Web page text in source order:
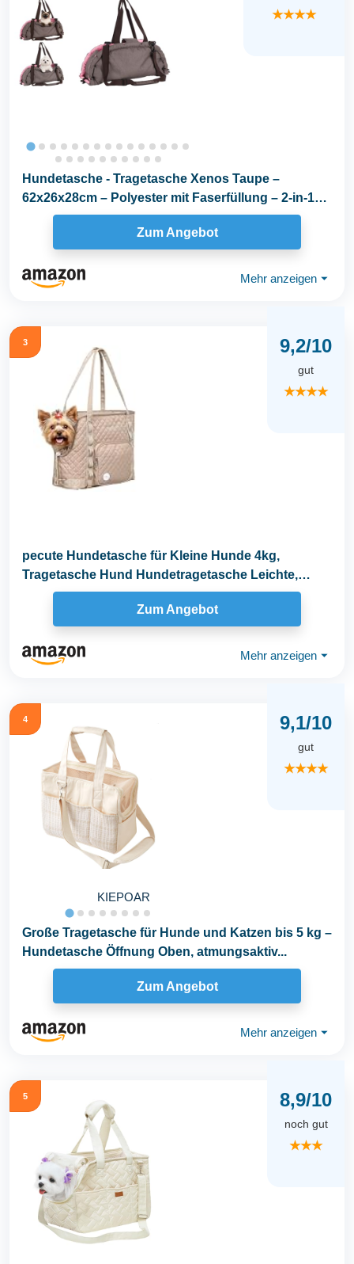
★★★★
Hundetasche - Tragetasche Xenos Taupe –
62x26x28cm – Polyester mit Faserfüllung – 2-in-1
Zum Angebot
Mehr anzeigen ⏷
3 9,2/10
gut
★★★★
pecute Hundetasche für Kleine Hunde 4kg,
Tragetasche Hund Hundetragetasche Leichte,
Faltbare...
Zum Angebot
Mehr anzeigen ⏷
4
KIEPOAR
9,1/10
gut
★★★★
Große Tragetasche für Hunde und Katzen bis 5 kg –
Hundetasche Öffnung Oben, atmungsaktiv...
Zum Angebot
Mehr anzeigen ⏷
5 8,9/10
noch gut
★★★